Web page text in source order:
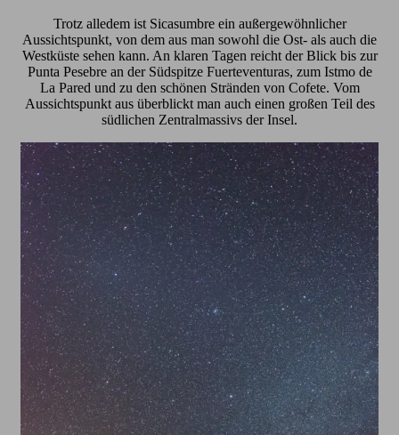
Trotz alledem ist Sicasumbre ein außergewöhnlicher
Aussichtspunkt, von dem aus man sowohl die Ost- als auch die
Westküste sehen kann. An klaren Tagen reicht der Blick bis zur
Punta Pesebre an der Südspitze Fuerteventuras, zum Istmo de
La Pared und zu den schönen Stränden von Cofete. Vom
Aussichtspunkt aus überblickt man auch einen großen Teil des
südlichen Zentralmassivs der Insel.